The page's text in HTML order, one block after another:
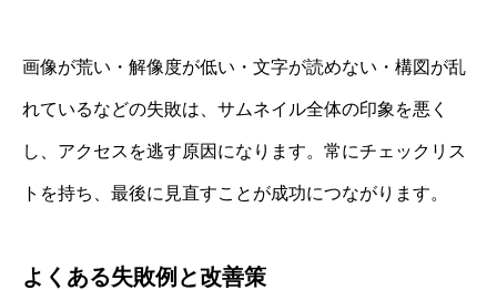
画像が荒い・解像度が低い・文字が読めない・構図が乱
れているなどの失敗は、サムネイル全体の印象を悪く
し、アクセスを逃す原因になります。常にチェックリス
トを持ち、最後に見直すことが成功につながります。
よくある失敗例と改善策